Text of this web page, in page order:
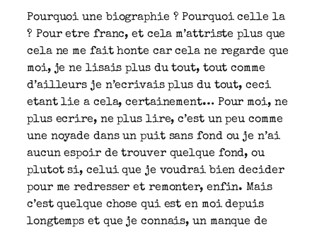
Pourquoi une biographie ? Pourquoi celle la
? Pour etre franc, et cela m’attriste plus que
cela ne me fait honte car cela ne regarde que
moi, je ne lisais plus du tout, tout comme
d’ailleurs je n’ecrivais plus du tout, ceci
etant lie a cela, certainement… Pour moi, ne
plus ecrire, ne plus lire, c’est un peu comme
une noyade dans un puit sans fond ou je n’ai
aucun espoir de trouver quelque fond, ou
plutot si, celui que je voudrai bien decider
pour me redresser et remonter, enfin. Mais
c’est quelque chose qui est en moi depuis
longtemps et que je connais, un manque de